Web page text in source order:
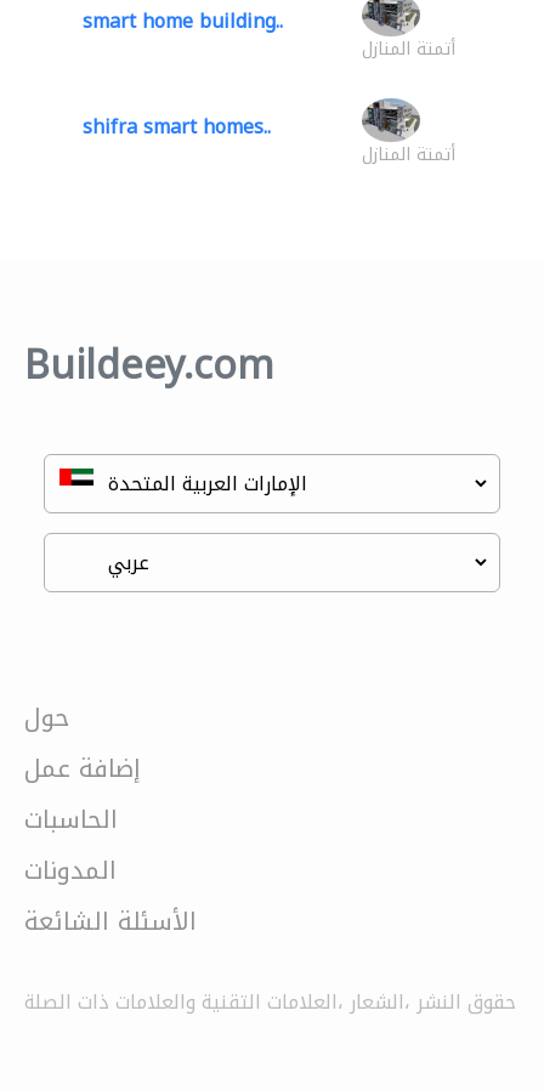
smart home building..
أتمتة المنازل
shifra smart homes..
أتمتة المنازل
Buildeey.com
حول
إضافة عمل
الحاسبات
المدونات
الأسئلة الشائعة
حقوق النشر ،الشعار ،العلامات التقنية والعلامات ذات الصلة